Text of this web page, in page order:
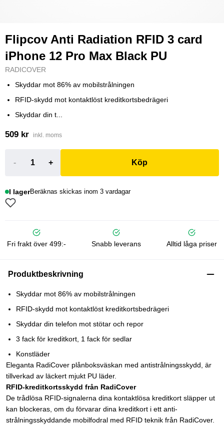
Flipcov Anti Radiation RFID 3 card
iPhone 12 Pro Max Black PU
RADICOVER
Skyddar mot 86% av mobilstrålningen
RFID-skydd mot kontaktlöst kreditkortsbedrägeri
Skyddar din t...
509 kr inkl. moms
- + Köp
I lagerBeräknas skickas inom 3 vardagar
Fri frakt över 499:- Snabb leverans Alltid låga priser
Produktbeskrivning
Skyddar mot 86% av mobilstrålningen
RFID-skydd mot kontaktlöst kreditkortsbedrägeri
Skyddar din telefon mot stötar och repor
3 fack för kreditkort, 1 fack för sedlar
Konstläder
Eleganta RadiCover plånboksväskan med antistrålningsskydd, är
tillverkad av läckert mjukt PU läder.
RFID-kreditkortsskydd från RadiCover
De trådlösa RFID-signalerna dina kontaktlösa kreditkort släpper ut
kan blockeras, om du förvarar dina kreditkort i ett anti-
strålningsskyddande mobilfodral med RFID teknik från RadiCover. ​​​​​​​